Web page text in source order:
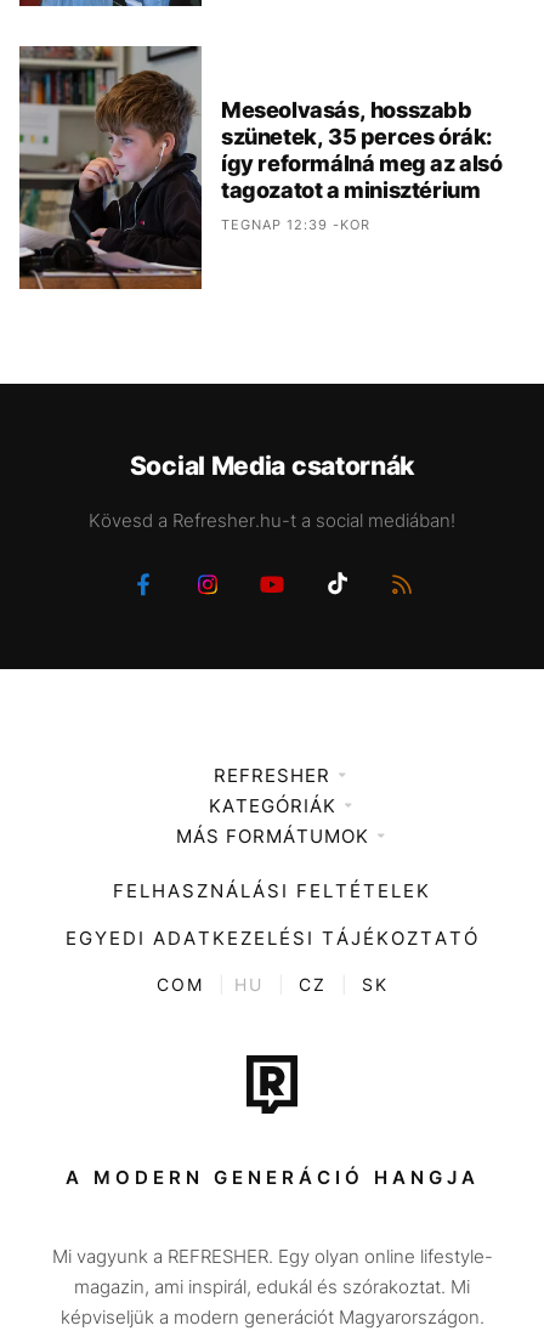
Meseolvasás, hosszabb
szünetek, 35 perces órák:
így reformálná meg az alsó
tagozatot a minisztérium
TEGNAP 12:39 -KOR
Social Media csatornák
Kövesd a Refresher.hu-t a social mediában!
REFRESHER
Médiaajánlat
KATEGÓRIÁK
Zene
Divat
Kultúra
ENTR
Tech-Tudomány
Sport
Társadalom
Utazás
Életmód
MÁS FORMÁTUMOK
FELHASZNÁLÁSI FELTÉTELEK
EGYEDI ADATKEZELÉSI TÁJÉKOZTATÓ
COM HU CZ SK
A MODERN GENERÁCIÓ HANGJA
Mi vagyunk a REFRESHER. Egy olyan online lifestyle-
magazin, ami inspirál, edukál és szórakoztat. Mi
képviseljük a modern generációt Magyarországon.